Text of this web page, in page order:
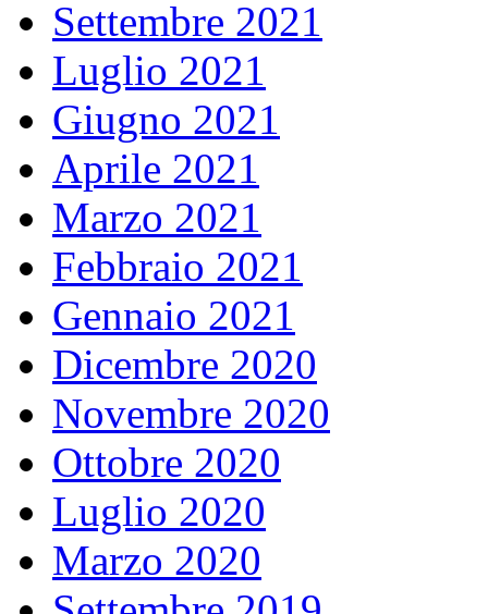
Settembre 2021
Luglio 2021
Giugno 2021
Aprile 2021
Marzo 2021
Febbraio 2021
Gennaio 2021
Dicembre 2020
Novembre 2020
Ottobre 2020
Luglio 2020
Marzo 2020